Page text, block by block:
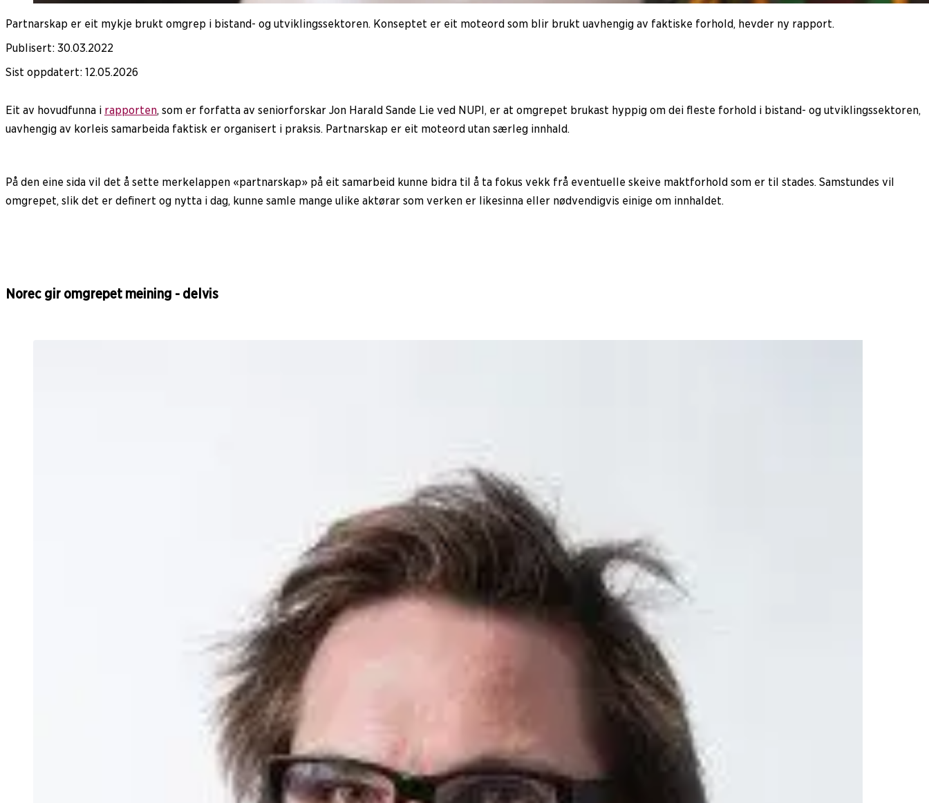
Partnarskap er eit mykje brukt omgrep i bistand- og utviklingssektoren. Konseptet er eit moteord som blir brukt uavhengig av faktiske forhold, hevder ny rapport.
Publisert: 30.03.2022
Sist oppdatert: 12.05.2026
Eit av hovudfunna i rapporten, som er forfatta av seniorforskar Jon Harald Sande Lie ved NUPI, er at omgrepet brukast hyppig om dei fleste forhold i bistand- og utviklingssektoren,
uavhengig av korleis samarbeida faktisk er organisert i praksis. Partnarskap er eit moteord utan særleg innhald.
På den eine sida vil det å sette merkelappen «partnarskap» på eit samarbeid kunne bidra til å ta fokus vekk frå eventuelle skeive maktforhold som er til stades. Samstundes vil
omgrepet, slik det er definert og nytta i dag, kunne samle mange ulike aktørar som verken er likesinna eller nødvendigvis einige om innhaldet.
Norec gir omgrepet meining - delvis